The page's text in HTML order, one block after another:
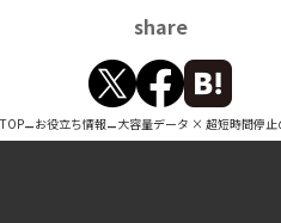
share
TOP–お役立ち情報–